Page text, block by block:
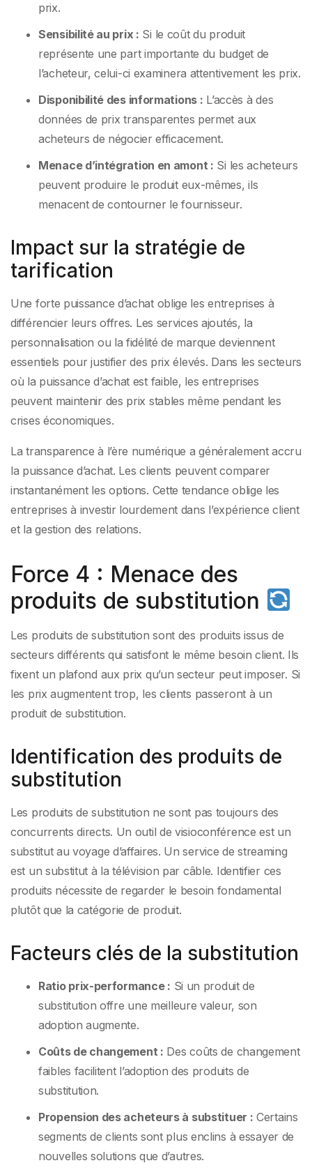
prix.
Sensibilité au prix : Si le coût du produit
représente une part importante du budget de
l’acheteur, celui-ci examinera attentivement les prix.
Disponibilité des informations : L’accès à des
données de prix transparentes permet aux
acheteurs de négocier efficacement.
Menace d’intégration en amont : Si les acheteurs
peuvent produire le produit eux-mêmes, ils
menacent de contourner le fournisseur.
Impact sur la stratégie de
tarification
Une forte puissance d’achat oblige les entreprises à
différencier leurs offres. Les services ajoutés, la
personnalisation ou la fidélité de marque deviennent
essentiels pour justifier des prix élevés. Dans les secteurs
où la puissance d’achat est faible, les entreprises
peuvent maintenir des prix stables même pendant les
crises économiques.
La transparence à l’ère numérique a généralement accru
la puissance d’achat. Les clients peuvent comparer
instantanément les options. Cette tendance oblige les
entreprises à investir lourdement dans l’expérience client
et la gestion des relations.
Force 4 : Menace des
produits de substitution
Les produits de substitution sont des produits issus de
secteurs différents qui satisfont le même besoin client. Ils
fixent un plafond aux prix qu’un secteur peut imposer. Si
les prix augmentent trop, les clients passeront à un
produit de substitution.
Identification des produits de
substitution
Les produits de substitution ne sont pas toujours des
concurrents directs. Un outil de visioconférence est un
substitut au voyage d’affaires. Un service de streaming
est un substitut à la télévision par câble. Identifier ces
produits nécessite de regarder le besoin fondamental
plutôt que la catégorie de produit.
Facteurs clés de la substitution
Ratio prix-performance : Si un produit de
substitution offre une meilleure valeur, son
adoption augmente.
Coûts de changement : Des coûts de changement
faibles facilitent l’adoption des produits de
substitution.
Propension des acheteurs à substituer : Certains
segments de clients sont plus enclins à essayer de
nouvelles solutions que d’autres.